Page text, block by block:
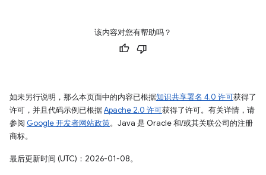
该内容对您有帮助吗？
如未另行说明，那么本页面中的内容已根据知识共享署名 4.0 许可获得了
许可，并且代码示例已根据Apache 2.0 许可获得了许可。有关详情，请
参阅 Google 开发者网站政策。Java 是 Oracle 和/或其关联公司的注册
商标。
最后更新时间 (UTC)：2026-01-08。